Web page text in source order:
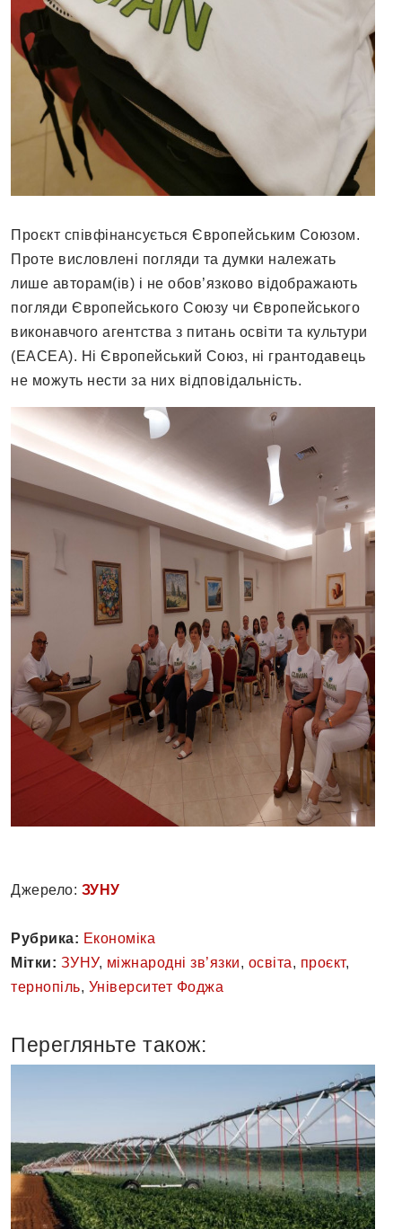
Проєкт співфінансується Європейським Союзом.
Проте висловлені погляди та думки належать
лише авторам(ів) і не обов’язково відображають
погляди Європейського Союзу чи Європейського
виконавчого агентства з питань освіти та культури
(EACEA). Ні Європейський Союз, ні грантодавець
не можуть нести за них відповідальність.
Джерело: ЗУНУ
Рубрика: Економіка
Мітки: ЗУНУ, міжнародні зв’язки, освіта, проєкт,
тернопіль, Університет Фоджа
Перегляньте також: